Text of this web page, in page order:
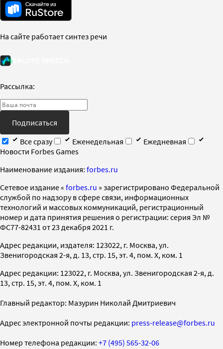
На сайте работает синтез речи
Рассылка:
Подписаться
Все сразу
Еженедельная
Ежедневная
Новости Forbes Games
Наименование издания: forbes.ru
Cетевое издание « forbes.ru » зарегистрировано Федеральной
службой по надзору в сфере связи, информационных
технологий и массовых коммуникаций, регистрационный
номер и дата принятия решения о регистрации: серия Эл №
ФС77-82431 от 23 декабря 2021 г.
Адрес редакции, издателя: 123022, г. Москва, ул.
Звенигородская 2-я, д. 13, стр. 15, эт. 4, пом. X, ком. 1
Адрес редакции: 123022, г. Москва, ул. Звенигородская 2-я, д.
13, стр. 15, эт. 4, пом. X, ком. 1
Главный редактор: Мазурин Николай Дмитриевич
Адрес электронной почты редакции: press-release@forbes.ru
Номер телефона редакции: +7 (495) 565-32-06